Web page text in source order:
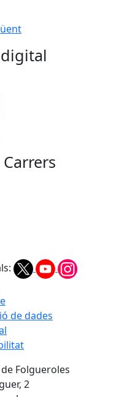
de dades
Folgueroles
2